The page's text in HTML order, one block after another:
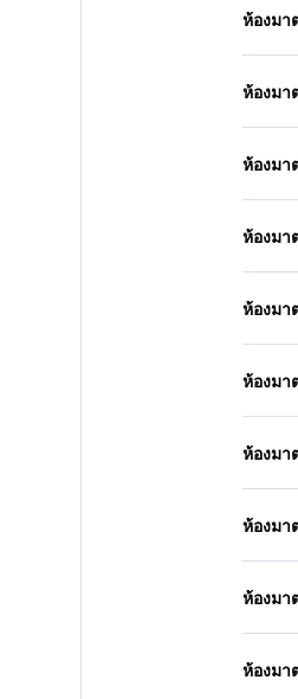
ห้องมา
ห้องมา
ห้องมา
ห้องมา
ห้องมา
ห้องมา
ห้องมา
ห้องมา
ห้องมา
ห้องมา